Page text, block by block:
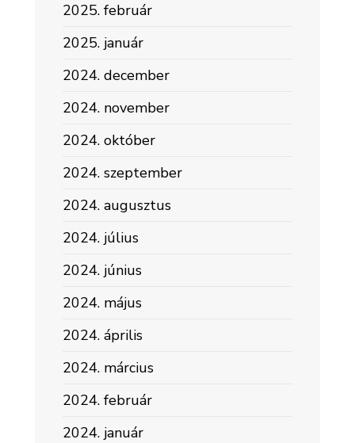
2025. február
2025. január
2024. december
2024. november
2024. október
2024. szeptember
2024. augusztus
2024. július
2024. június
2024. május
2024. április
2024. március
2024. február
2024. január